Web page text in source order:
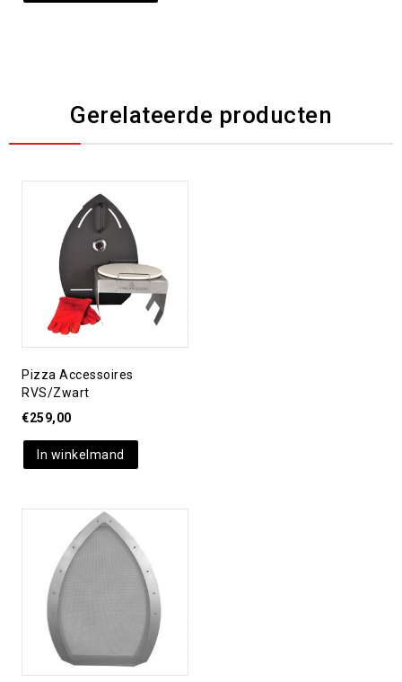
Gerelateerde producten
Pizza Accessoires
RVS/zwart
€259,00
In winkelmand